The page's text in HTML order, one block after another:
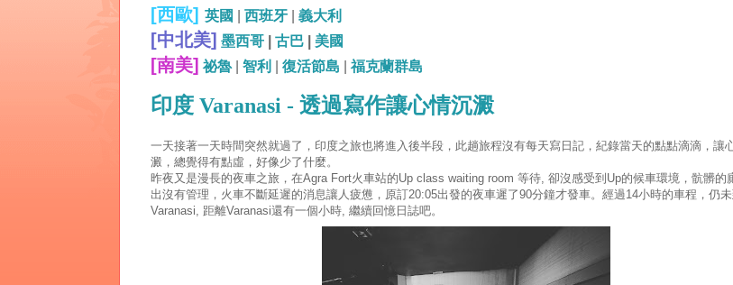
[西歐] 英國 西班牙 義大利
[中北美] 墨西哥 古巴 美國
[南美] 祕魯| 智利 復活節島 福克蘭群島
印度 Varanasi - 透過寫作讓心情沉澱
一天接著一天時間突然就過了，印度之旅也將進入後半段，此趟旅程沒有每天寫日記，紀錄當天的點點滴滴，讓
澱，總覺得有點虛，好像少了什麼。
昨夜又是漫長的夜車之旅，在Agra Fort火車站的Up class waiting room 等待, 卻沒感受到Up的候車環境，骯髒的
出沒有管理，火車不斷延遲的消息讓人疲憊，原訂20:05出發的夜車遲了90分鐘才發車。經過14小時的車程，仍
Varanasi, 距離Varanasi還有一個小時, 繼續回憶日誌吧。